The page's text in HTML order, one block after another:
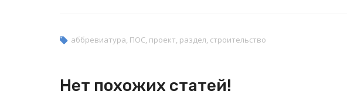
аббревиатура, ПОС, проект, раздел, строительство
Нет похожих статей!